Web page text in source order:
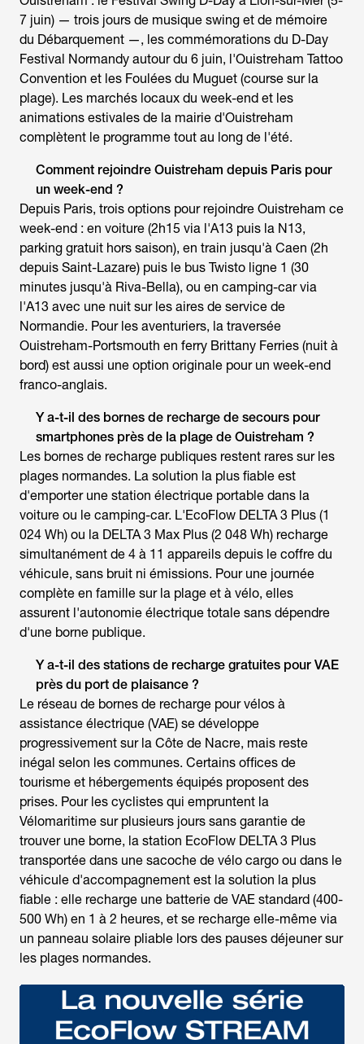
7 juin) — trois jours de musique swing et de mémoire
du Débarquement —, les commémorations du D-Day
Festival Normandy autour du 6 juin, l'Ouistreham Tattoo
Convention et les Foulées du Muguet (course sur la
plage). Les marchés locaux du week-end et les
animations estivales de la mairie d'Ouistreham
complètent le programme tout au long de l'été.
Comment rejoindre Ouistreham depuis Paris pour
un week-end ?
Depuis Paris, trois options pour rejoindre Ouistreham ce
week-end : en voiture (2h15 via l'A13 puis la N13,
parking gratuit hors saison), en train jusqu'à Caen (2h
depuis Saint-Lazare) puis le bus Twisto ligne 1 (30
minutes jusqu'à Riva-Bella), ou en camping-car via
l'A13 avec une nuit sur les aires de service de
Normandie. Pour les aventuriers, la traversée
Ouistreham-Portsmouth en ferry Brittany Ferries (nuit à
bord) est aussi une option originale pour un week-end
franco-anglais.
Y a-t-il des bornes de recharge de secours pour
smartphones près de la plage de Ouistreham ?
Les bornes de recharge publiques restent rares sur les
plages normandes. La solution la plus fiable est
d'emporter une station électrique portable dans la
voiture ou le camping-car. L'EcoFlow DELTA 3 Plus (1
024 Wh) ou la DELTA 3 Max Plus (2 048 Wh) recharge
simultanément de 4 à 11 appareils depuis le coffre du
véhicule, sans bruit ni émissions. Pour une journée
complète en famille sur la plage et à vélo, elles
assurent l'autonomie électrique totale sans dépendre
d'une borne publique.
Y a-t-il des stations de recharge gratuites pour VAE
près du port de plaisance ?
Le réseau de bornes de recharge pour vélos à
assistance électrique (VAE) se développe
progressivement sur la Côte de Nacre, mais reste
inégal selon les communes. Certains offices de
tourisme et hébergements équipés proposent des
prises. Pour les cyclistes qui empruntent la
Vélomaritime sur plusieurs jours sans garantie de
trouver une borne, la station EcoFlow DELTA 3 Plus
transportée dans une sacoche de vélo cargo ou dans le
véhicule d'accompagnement est la solution la plus
fiable : elle recharge une batterie de VAE standard (400-
500 Wh) en 1 à 2 heures, et se recharge elle-même via
un panneau solaire pliable lors des pauses déjeuner sur
les plages normandes.